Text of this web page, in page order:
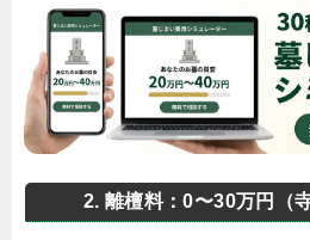
2. 離檀料：0〜30万円（